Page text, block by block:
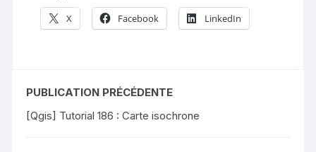
X Facebook LinkedIn
PUBLICATION PRÉCÉDENTE
[Qgis] Tutorial 186 : Carte isochrone